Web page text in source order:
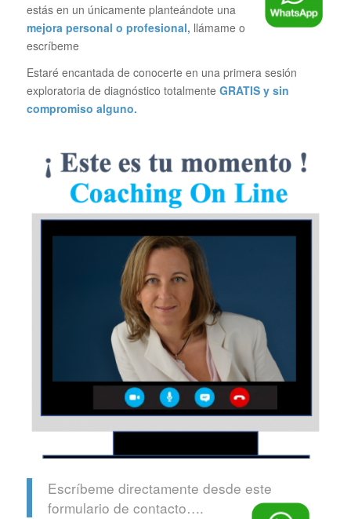
estás en un únicamente planteándote una
mejora personal o profesional, llámame o
escríbeme
Estaré encantada de conocerte en una primera sesión
exploratoria de diagnóstico totalmente GRATIS y sin
compromiso alguno.
Escríbeme directamente desde este
formulario de contacto….